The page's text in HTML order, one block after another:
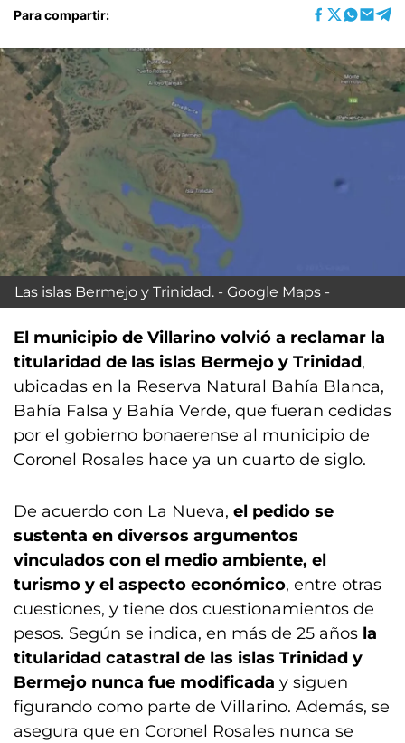
Para compartir:
Las islas Bermejo y Trinidad. - Google Maps -
El municipio de Villarino volvió a reclamar la
titularidad de las islas Bermejo y Trinidad,
ubicadas en la Reserva Natural Bahía Blanca,
Bahía Falsa y Bahía Verde, que fueran cedidas
por el gobierno bonaerense al municipio de
Coronel Rosales hace ya un cuarto de siglo.
De acuerdo con La Nueva, el pedido se
sustenta en diversos argumentos
vinculados con el medio ambiente, el
turismo y el aspecto económico, entre otras
cuestiones, y tiene dos cuestionamientos de
pesos. Según se indica, en más de 25 años la
titularidad catastral de las islas Trinidad y
Bermejo nunca fue modificada y siguen
figurando como parte de Villarino. Además, se
asegura que en Coronel Rosales nunca se